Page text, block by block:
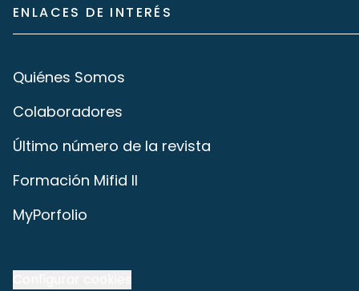
ENLACES DE INTERÉS
Quiénes Somos
Colaboradores
Último número de la revista
Formación Mifid II
MyPorfolio